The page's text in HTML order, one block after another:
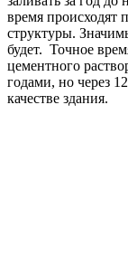
время происходят
структуры.
будет. Точное
цементного
годами, но через
качестве здания.